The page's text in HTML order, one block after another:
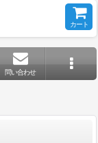
カート
問い合わせ